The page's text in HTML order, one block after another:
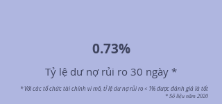
0.73%
Tỷ lệ dư nợ rủi ro 30 ngày *
* Với các tổ chức tài chính vi mô, tỉ lệ dư nợ rủi ro < 1% được đánh giá là tốt
* Số liệu năm 2020